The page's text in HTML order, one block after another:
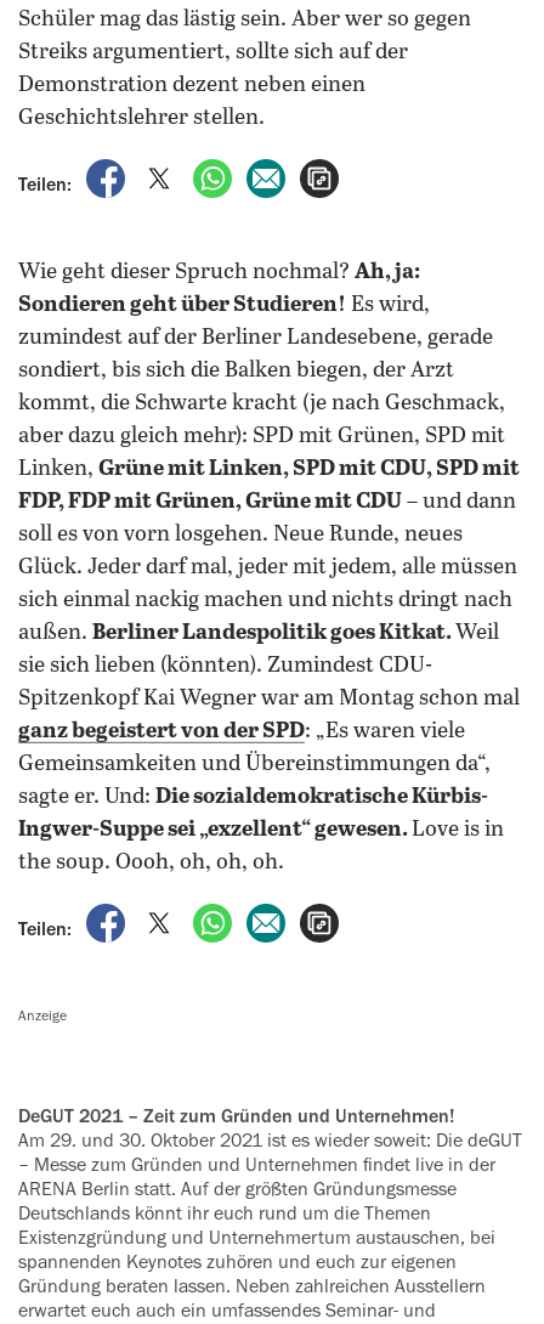
Schüler mag das lästig sein. Aber wer so gegen
Streiks argumentiert, sollte sich auf der
Demonstration dezent neben einen
Geschichtslehrer stellen.
Teilen:
auf Facebook teilen
auf X teilenper WhatsApp teilen
per E-Mail teilen
Wie geht dieser Spruch nochmal? Ah, ja:
Sondieren geht über Studieren! Es wird,
zumindest auf der Berliner Landesebene, gerade
sondiert, bis sich die Balken biegen, der Arzt
kommt, die Schwarte kracht (je nach Geschmack,
aber dazu gleich mehr): SPD mit Grünen, SPD mit
Linken, Grüne mit Linken, SPD mit CDU, SPD mit
FDP, FDP mit Grünen, Grüne mit CDU – und dann
soll es von vorn losgehen. Neue Runde, neues
Glück. Jeder darf mal, jeder mit jedem, alle müssen
sich einmal nackig machen und nichts dringt nach
außen. Berliner Landespolitik goes Kitkat. Weil
sie sich lieben (könnten). Zumindest CDU-
Spitzenkopf Kai Wegner war am Montag schon mal
ganz begeistert von der SPD: „Es waren viele
Gemeinsamkeiten und Übereinstimmungen da“,
sagte er. Und: Die sozialdemokratische Kürbis-
Ingwer-Suppe sei „exzellent“ gewesen.Love is in
the soup. Oooh, oh, oh, oh.
Teilen:
auf Facebook teilen
auf X teilenper WhatsApp teilen
per E-Mail teilen
Anzeige
deGUT 2021 – Zeit zum Gründen und Unternehmen!
Am 29. und 30. Oktober 2021 ist es wieder soweit: Die deGUT
– Messe zum Gründen und Unternehmen findet live in der
ARENA Berlin statt. Auf der größten Gründungsmesse
Deutschlands könnt ihr euch rund um die Themen
Existenzgründung und Unternehmertum austauschen, bei
spannenden Keynotes zuhören und euch zur eigenen
Gründung beraten lassen. Neben zahlreichen Ausstellern
erwartet euch auch ein umfassendes Seminar- und